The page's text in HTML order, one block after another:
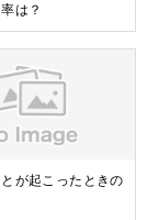
は？
が起こったときの